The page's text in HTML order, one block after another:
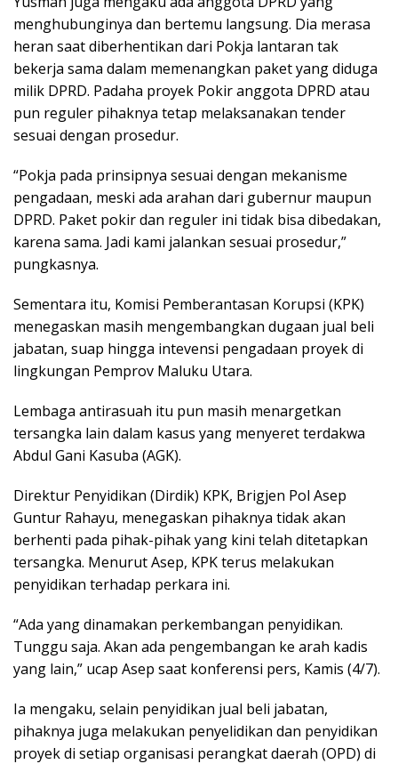
menghubunginya dan bertemu langsung. Dia merasa
heran saat diberhentikan dari Pokja lantaran tak
bekerja sama dalam memenangkan paket yang diduga
milik DPRD. Padaha proyek Pokir anggota DPRD atau
pun reguler pihaknya tetap melaksanakan tender
sesuai dengan prosedur.
“Pokja pada prinsipnya sesuai dengan mekanisme
pengadaan, meski ada arahan dari gubernur maupun
DPRD. Paket pokir dan reguler ini tidak bisa dibedakan,
karena sama. Jadi kami jalankan sesuai prosedur,”
pungkasnya.
Sementara itu, Komisi Pemberantasan Korupsi (KPK)
menegaskan masih mengembangkan dugaan jual beli
jabatan, suap hingga intevensi pengadaan proyek di
lingkungan Pemprov Maluku Utara.
Lembaga antirasuah itu pun masih menargetkan
tersangka lain dalam kasus yang menyeret terdakwa
Abdul Gani Kasuba (AGK).
Direktur Penyidikan (Dirdik) KPK, Brigjen Pol Asep
Guntur Rahayu, menegaskan pihaknya tidak akan
berhenti pada pihak-pihak yang kini telah ditetapkan
tersangka. Menurut Asep, KPK terus melakukan
penyidikan terhadap perkara ini.
“Ada yang dinamakan perkembangan penyidikan.
Tunggu saja. Akan ada pengembangan ke arah kadis
yang lain,” ucap Asep saat konferensi pers, Kamis (4/7).
Ia mengaku, selain penyidikan jual beli jabatan,
pihaknya juga melakukan penyelidikan dan penyidikan
proyek di setiap organisasi perangkat daerah (OPD) di